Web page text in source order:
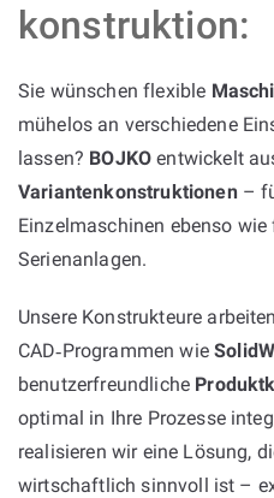
konstruktion:
Sie wünschen flexible
mühelos an verschiedene
lassen? BOJKO entwickelt
Variantenkonstruktionen–
Einzelmaschinen ebenso
Serienanlagen.
Unsere Konstrukteure
CAD‑Programmen wie
benutzerfreundliche
optimal in Ihre Prozesse
realisieren wir eine Lösung,
wirtschaftlich sinnvoll ist –